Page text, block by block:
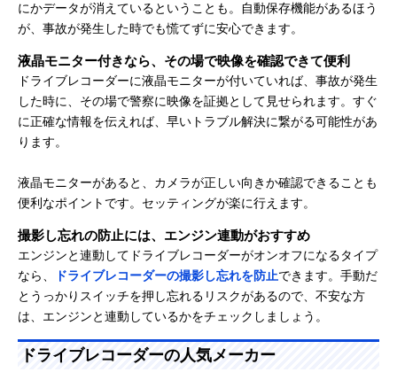
にかデータが消えているということも。自動保存機能があるほう
が、事故が発生した時でも慌てずに安心できます。
液晶モニター付きなら、その場で映像を確認できて便利
ドライブレコーダーに液晶モニターが付いていれば、事故が発生
した時に、その場で警察に映像を証拠として見せられます。すぐ
に正確な情報を伝えれば、早いトラブル解決に繋がる可能性があ
ります。
液晶モニターがあると、カメラが正しい向きか確認できることも
便利なポイントです。セッティングが楽に行えます。
撮影し忘れの防止には、エンジン連動がおすすめ
エンジンと連動してドライブレコーダーがオンオフになるタイプ
なら、
ドライブレコーダーの撮影し忘れを防止できます。手動だ
とうっかりスイッチを押し忘れるリスクがあるので、不安な方
は、エンジンと連動しているかをチェックしましょう。
ドライブレコーダーの人気メーカー